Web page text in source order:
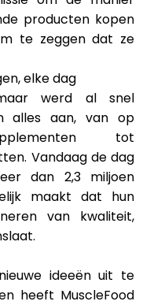
producten kopen
te zeggen dat ze
elke dag
werd al snel
alles aan, van op
tot
Vandaag de dag
dan 2,3 miljoen
maakt dat hun
van kwaliteit,
ideeën uit te
heeft MuscleFood